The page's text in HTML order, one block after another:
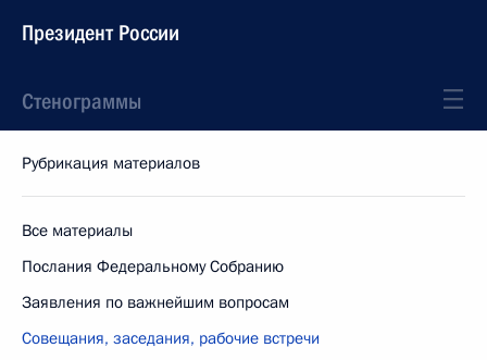
Президент России
Стенограммы
Рубрикация материалов
Все материалы
Послания Федеральному Собранию
Заявления по важнейшим вопросам
Совещания, заседания, рабочие встречи